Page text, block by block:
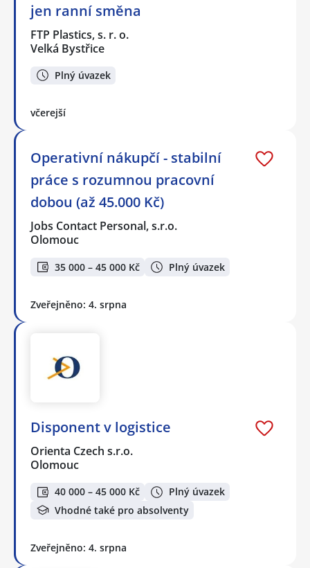
jen ranní směna
FTP Plastics, s. r. o.
Velká Bystřice
Plný úvazek
včerejší
Operativní nákupčí - stabilní
práce s rozumnou pracovní
dobou (až 45.000 Kč)
Jobs Contact Personal, s.r.o.
Olomouc
35 000 – 45 000 Kč Plný úvazek
Zveřejněno: 4. srpna
Disponent v logistice
Orienta Czech s.r.o.
Olomouc
40 000 – 45 000 Kč
Plný úvazek
Vhodné také pro absolventy
Zveřejněno: 4. srpna